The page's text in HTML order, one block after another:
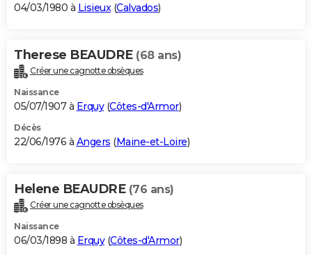
04/03/1980 à Lisieux(Calvados)
Therese BEAUDRE (68 ans)
Créer une cagnotte obsèques
Naissance
05/07/1907 à Erquy(Côtes-d'Armor)
Décès
22/06/1976 à Angers (Maine-et-Loire)
Helene BEAUDRE (76 ans)
Créer une cagnotte obsèques
Naissance
06/03/1898 à Erquy(Côtes-d'Armor)